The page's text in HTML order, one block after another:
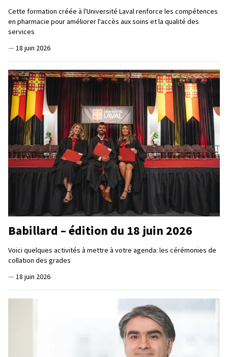
Cette formation créée à l'Université Laval renforce les compétences
en pharmacie pour améliorer l'accès aux soins et la qualité des
services
— 18 juin 2026
Babillard – édition du 18 juin 2026
Voici quelques activités à mettre à votre agenda: les cérémonies de
collation des grades
— 18 juin 2026